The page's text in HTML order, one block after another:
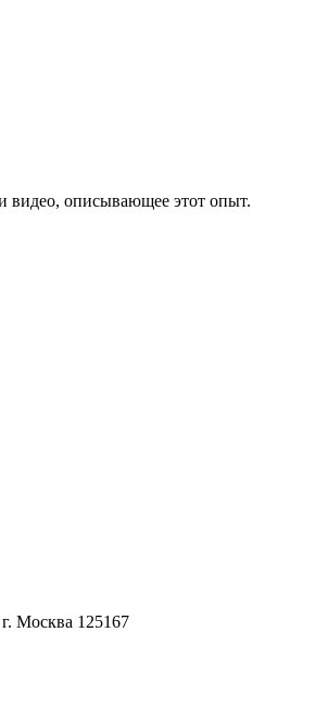
видео, описывающее этот опыт.
г. Москва 125167